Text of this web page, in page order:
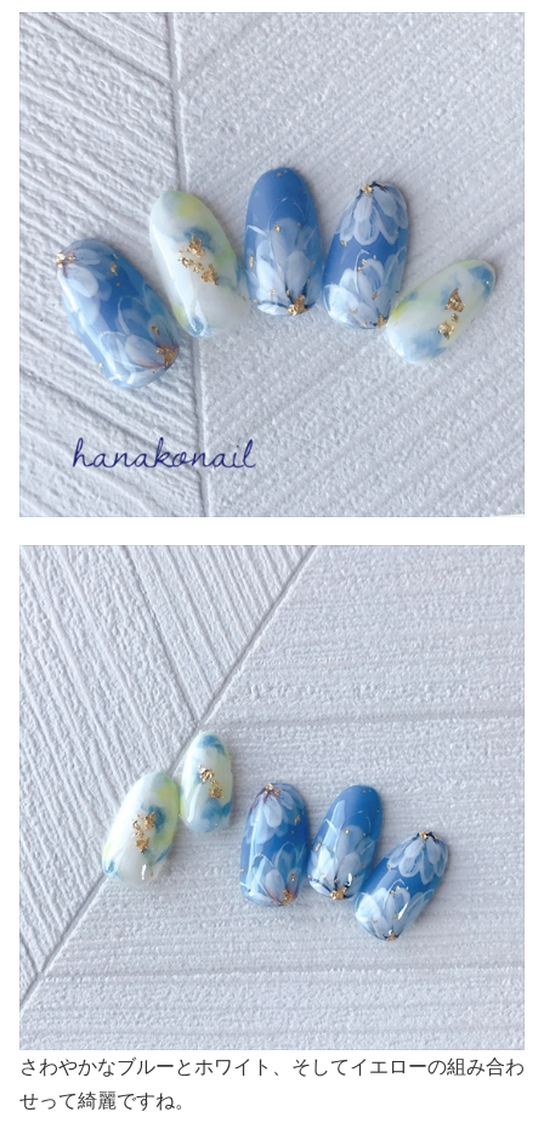
さわやかなブルーとホワイト、そしてイエローの組み合わ
せって綺麗ですね。